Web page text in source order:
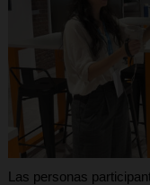
Las personas